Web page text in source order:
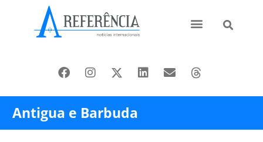
Antigua e Barbuda